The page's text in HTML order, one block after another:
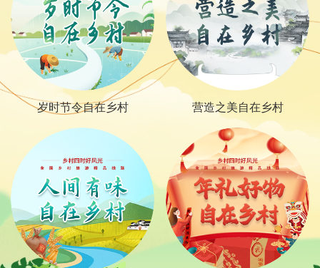
全国乡村旅游300条精品线
体验脱贫成就助力乡村振兴
春生夏长万物并秀 乡村是座博物馆
大美春光在路上 乡土中国诗画生活
岁时节令自在乡村 营造之美自在乡村